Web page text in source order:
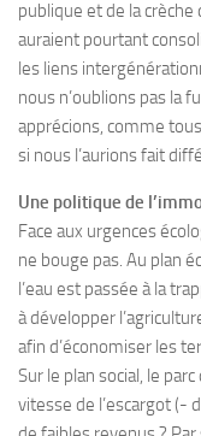
publique et de la
auraient pourtant
les liens
nous n’oublions pas la
apprécions, comme
si nous l’aurions fait
Une politique de
Face aux urgences
ne bouge pas. Au plan
l’eau est passée à la
à développer
afin d’économiser les
Sur le plan social, le
vitesse de l’escargot (-